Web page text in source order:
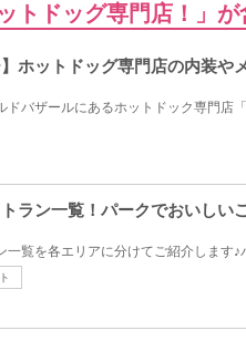
トドッグ専門店！」
ホットドッグ専門店の内装や
バザールにあるホットドック専門店
ラン一覧！パークでおいしい
覧を各エリアに分けてご紹介します